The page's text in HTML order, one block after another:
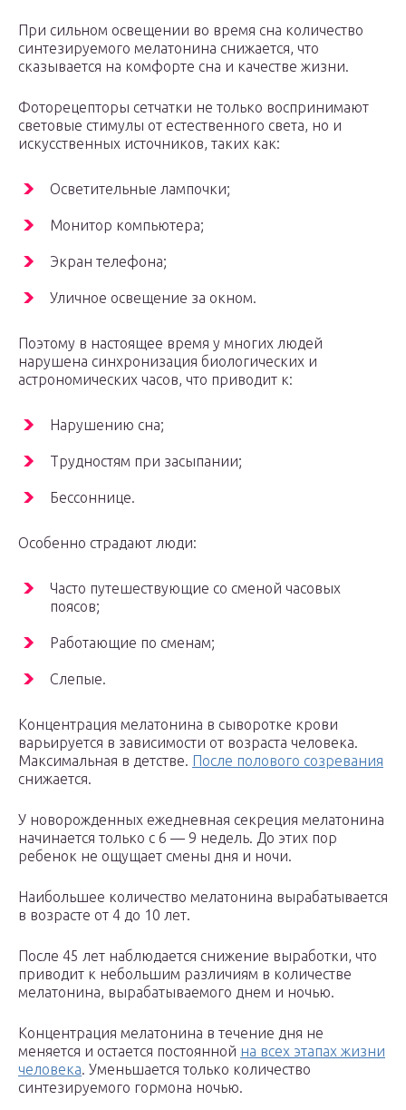
При сильном освещении во время сна количество
синтезируемого мелатонина снижается, что
сказывается на комфорте сна и качестве жизни.
Фоторецепторы сетчатки не только воспринимают
световые стимулы от естественного света, но и
искусственных источников, таких как:
Осветительные лампочки;
Монитор компьютера;
Экран телефона;
Уличное освещение за окном.
Поэтому в настоящее время у многих людей
нарушена синхронизация биологических и
астрономических часов, что приводит к:
Нарушению сна;
Трудностям при засыпании;
Бессоннице.
Особенно страдают люди:
Часто путешествующие со сменой часовых
поясов;
Работающие по сменам;
Слепые.
Концентрация мелатонина в сыворотке крови
варьируется в зависимости от возраста человека.
Максимальная в детстве. После полового созревания
снижается.
У новорожденных ежедневная секреция мелатонина
начинается только с 6 — 9 недель. До этих пор
ребенок не ощущает смены дня и ночи.
Наибольшее количество мелатонина вырабатывается
в возрасте от 4 до 10 лет.
После 45 лет наблюдается снижение выработки, что
приводит к небольшим различиям в количестве
мелатонина, вырабатываемого днем ​​и ночью.
Концентрация мелатонина в течение дня не
меняется и остается постоянной на всех этапах жизни
человека. Уменьшается только количество
синтезируемого гормона ночью.